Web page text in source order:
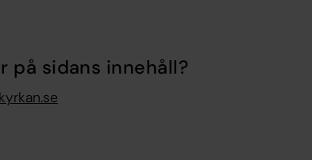
på sidans innehåll?